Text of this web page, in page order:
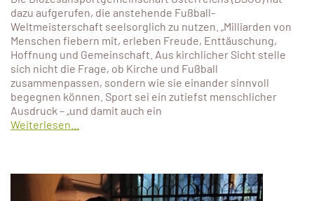
dazu aufgerufen, die anstehende Fußball-
Weltmeisterschaft seelsorglich zu nutzen. „Milliarden von
Menschen fiebern mit, erleben Freude, Enttäuschung,
Hoffnung und Gemeinschaft. Aus kirchlicher Sicht stelle
sich nicht die Frage, ob Kirche und Fußball
zusammenpassen, sondern wie sie einander sinnvoll
begegnen können. Sport sei ein zutiefst menschlicher
Ausdruck – „und damit auch ein
Weiterlesen...